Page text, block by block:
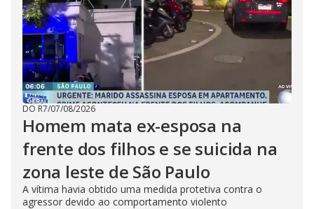
DO R7/07/08/2026
Homem mata ex-esposa na
frente dos filhos e se suicida na
zona leste de São Paulo
A vítima havia obtido uma medida protetiva contra o
agressor devido ao comportamento violento